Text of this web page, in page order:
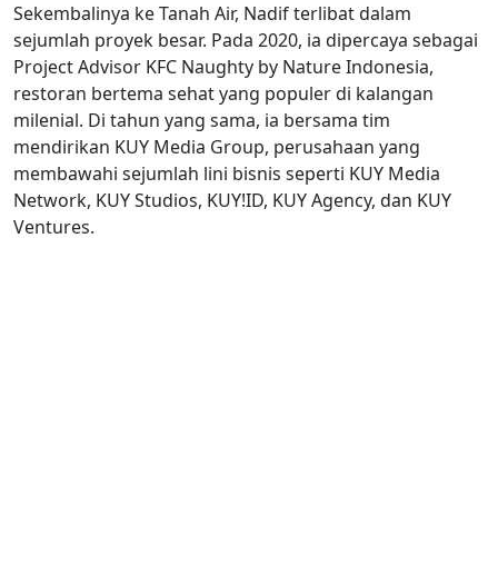
Sekembalinya ke Tanah Air, Nadif terlibat dalam
sejumlah proyek besar. Pada 2020, ia dipercaya sebagai
Project Advisor KFC Naughty by Nature Indonesia,
restoran bertema sehat yang populer di kalangan
milenial. Di tahun yang sama, ia bersama tim
mendirikan KUY Media Group, perusahaan yang
membawahi sejumlah lini bisnis seperti KUY Media
Network, KUY Studios, KUY!ID, KUY Agency, dan KUY
Ventures.